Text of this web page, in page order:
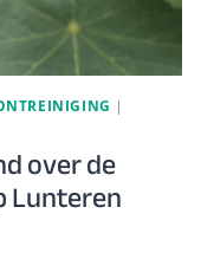
|
over de
Lunteren